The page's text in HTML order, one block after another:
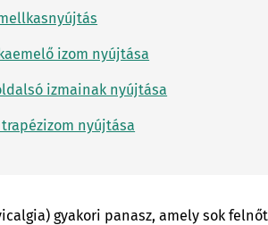
izom nyújtása
izmainak nyújtása
trapézizom nyújtása
gyakori panasz, amely sok